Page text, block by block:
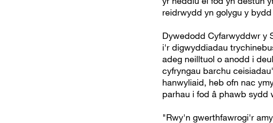
reidrwydd yn golygu y
Dywedodd Cyfarwyddwr y
i'r digwyddiadau
adeg neilltuol o anodd i
cyfryngau barchu
hanwyliaid, heb ofn nac
parhau i fod â phawb sydd
"Rwy'n gwerthfawrogi'r